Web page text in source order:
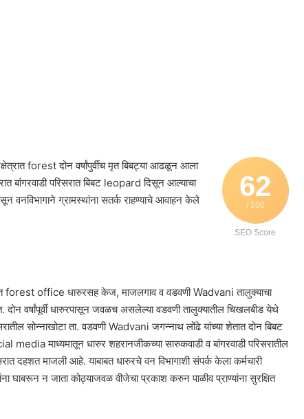
62
/ 100
SEO Score
forest दोन वर्षांपुर्वीच मृत बिबट्या आढळून आला
बांगरवाडी परिसरात बिबट leopard दिसून आल्याचा
वनविभागाने ग्रामस्थांना सतर्क राहण्याचे आवाहन केले
forest office धारुरसह केज, माजलगाव व वडवणी Wadvani तालुक्याचा
वर्षांपूर्वी धारुरपासून जवळच असलेल्या वडवणी तालुक्यातील चिखलबीड येथे
सोन्नाखोटा ता. वडवणी Wadvani जगन्नाथ लोंढे यांच्या शेतात दोन बिबट
माध्यमातून धारुर शहरानजीकच्या सारुकवाडी व बांगरवाडी परिसरातील
दहशत माजली आहे. याबाबत धारुरचे वन विभागाशी संपर्क केला कर्मचारी
घाबरून न जाता कोठ्याजवळ वीजेचा प्रकाश करुन पाळीव प्राण्यांना सुरक्षित